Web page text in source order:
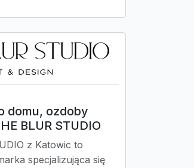
domu, ozdoby
BLUR STUDIO
z Katowic to
specjalizująca się